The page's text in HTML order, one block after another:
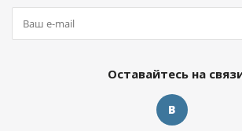
Оставайтесь на